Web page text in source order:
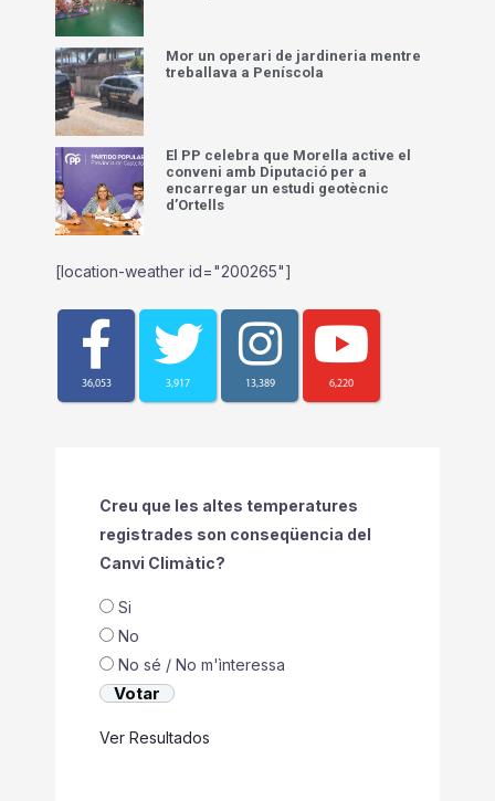
Mor un operari de jardineria mentre
treballava a Peníscola
El PP celebra que Morella active el
conveni amb Diputació per a
encarregar un estudi geotècnic
d’Ortells
[location-weather id="200265"]
36,053 3,917 13,389 6,220
Creu que les altes temperatures
registrades son conseqüencia del
Canvi Climàtic?
Si
No
No sé / No m'ìnteressa
Ver Resultados